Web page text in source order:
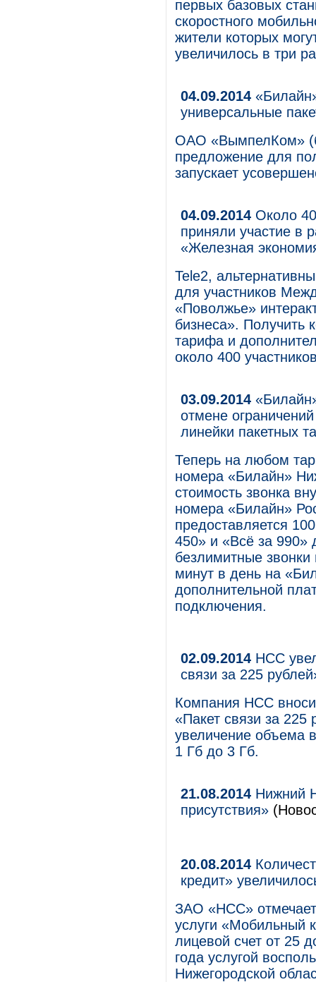
первых базовых
скоростного
жители которых
увеличилось в три
04.09.2014
универсальные
ОАО «ВымпелКом»
предложение для
запускает
04.09.2014 Около
приняли участие в
«Железная
Tele2,
для участников
«Поволжье»
бизнеса». Получить
тарифа и
около 400
03.09.2014
отмене
линейки пакетных
Теперь на любом
номера «Билайн»
стоимость звонка
номера «Билайн»
предоставляется
450» и «Всё за 990»
безлимитные
минут в день на
дополнительной
подключения.
02.09.2014 НСС
связи за 225
Компания НСС
«Пакет связи за
увеличение объема
1 Гб до 3 Гб.
21.08.2014 Нижний
присутствия»
20.08.2014
кредит»
ЗАО «НСС» отмечает
услуги «Мобильный
лицевой счет от 25
года услугой
Нижегородской